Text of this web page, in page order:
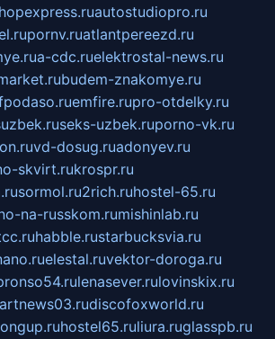
autostudiopro.ru
pornv.ruatlantpereezd.ru
a-cdc.ruelektrostal-news.ru
budem-znakomye.ru
emfire.rupro-otdelky.ru
seks-uzbek.ruporno-vk.ru
vd-dosug.ruadonyev.ru
skvirt.rukrospr.ru
sormol.ru2rich.ruhostel-65.ru
na-russkom.rumishinlab.ru
habble.rustarbucksvia.ru
elestal.ruvektor-doroga.ru
lenasever.rulovinskix.ru
discofoxworld.ru
hostel65.ruliura.ruglasspb.ru